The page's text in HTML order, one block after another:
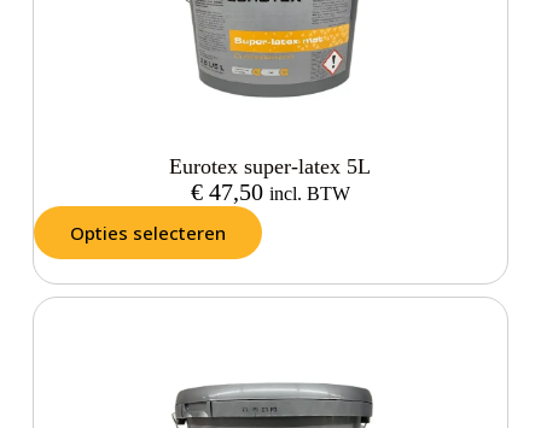
Eurotex super-latex 5L
€47,50 incl. BTW
Opties selecteren